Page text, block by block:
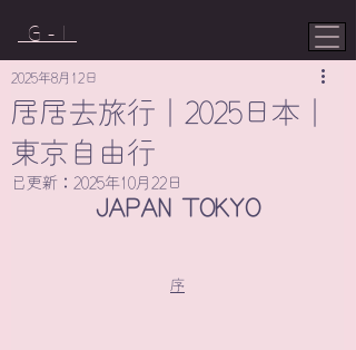
G - I
居居去旅行｜2025日本｜
東京自由行
2025年8月12日
已更新： 2025年10月22日
JAPAN TOKYO
序